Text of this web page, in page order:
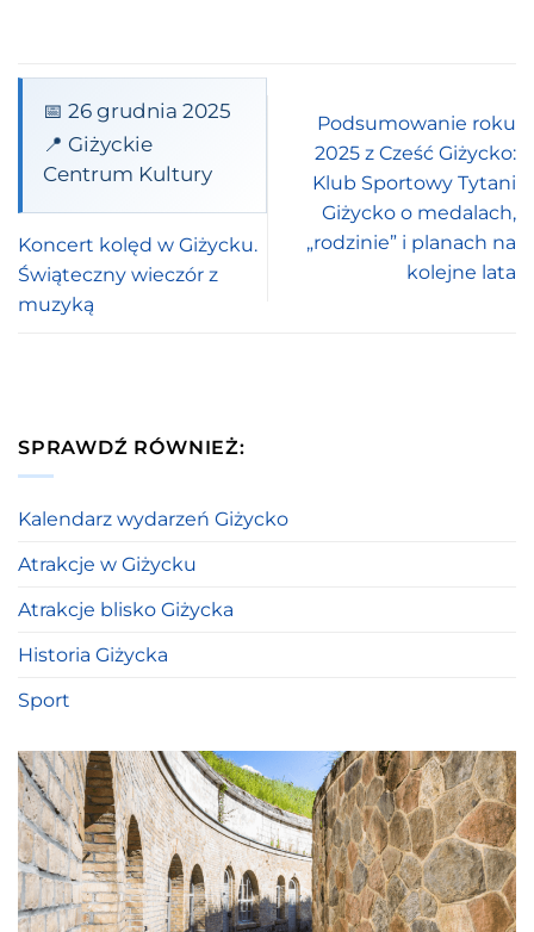
📅 26 grudnia 2025
📍 Giżyckie
Centrum Kultury
Koncert kolęd w Giżycku.
Świąteczny wieczór z
muzyką
Podsumowanie roku
2025 z Cześć Giżycko:
Klub Sportowy Tytani
Giżycko o medalach,
„rodzinie” i planach na
kolejne lata
SPRAWDŹ RÓWNIEŻ:
Kalendarz wydarzeń Giżycko
Atrakcje w Giżycku
Atrakcje blisko Giżycka
Historia Giżycka
Sport